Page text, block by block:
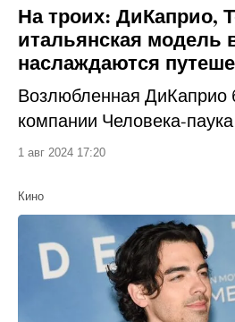
На троих: ДиКаприо,
итальянская модель
наслаждаются
Возлюбленная ДиКаприо
компании Человека-паука
1 авг 2024 17:20
Кино